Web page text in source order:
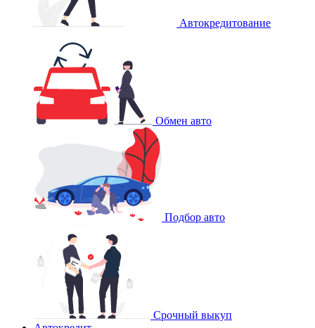
Автокредитование
Обмен авто
Подбор авто
Срочный выкуп